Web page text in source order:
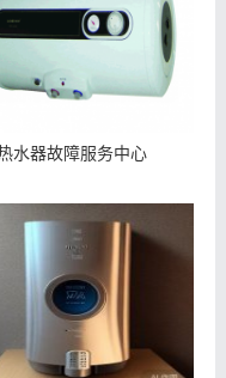
水器故障服务中心